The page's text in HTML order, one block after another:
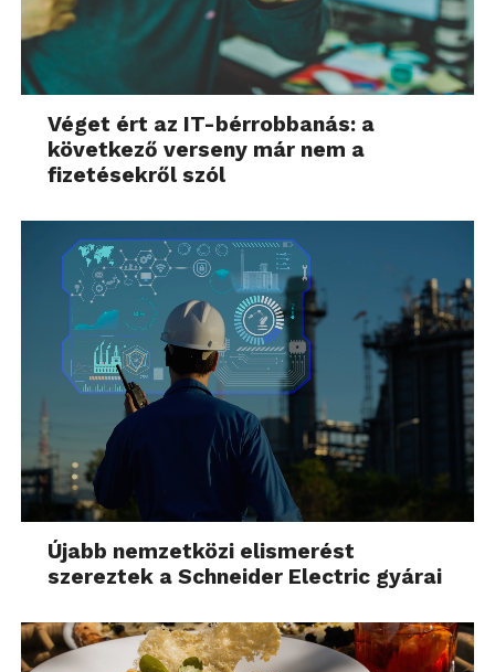
Véget ért az IT-bérrobbanás: a
következő verseny már nem a
fizetésekről szól
Újabb nemzetközi elismerést
szereztek a Schneider Electric gyárai